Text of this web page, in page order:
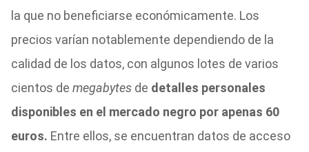
la que no beneficiarse económicamente. Los
precios varían notablemente dependiendo de la
calidad de los datos, con algunos lotes de varios
cientos de megabytesde detalles personales
disponibles en el mercado negro por apenas 60
euros. Entre ellos, se encuentran datos de acceso